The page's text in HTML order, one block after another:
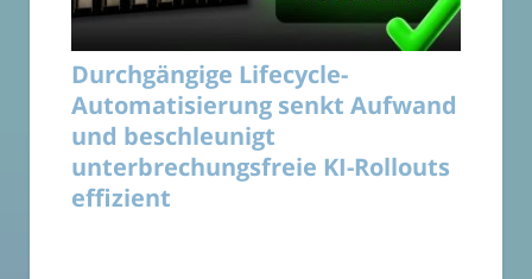
Durchgängige Lifecycle-
Automatisierung senkt Aufwand
und beschleunigt
unterbrechungsfreie KI-Rollouts
effizient